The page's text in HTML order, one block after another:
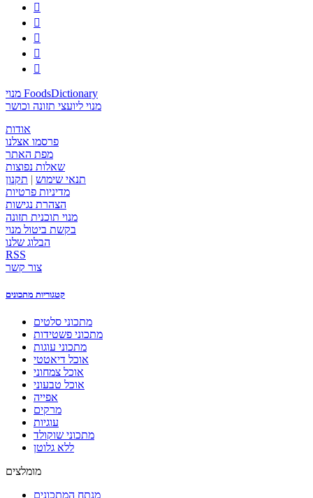





מנוי FoodsDictionary
מנוי ליועצי תזונה וכושר
אודות
פרסמו אצלנו
מפת האתר
שאלות נפוצות
תנאי שימוש | תקנון
מדיניות פרטיות
הצהרת נגישות
מנוי תוכנית תזונה
בקשת ביטול מנוי
הבלוג שלנו
RSS
צור קשר
קטגוריות מתכונים
מתכוני סלטים
מתכוני פשטידות
מתכוני עוגות
אוכל דיאטטי
אוכל צמחוני
אוכל טבעוני
אפייה
מרקים
עוגיות
מתכוני שוקולד
ללא גלוטן
מומלצים
מנתח המתכונים